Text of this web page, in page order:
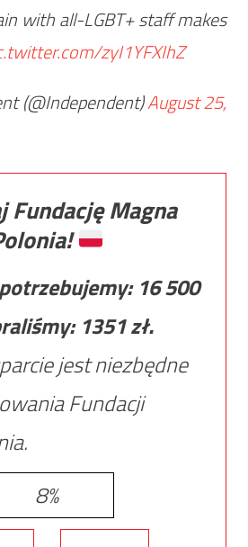
with all-LGBT+ staff makes
zyI1YFXIhZ
(@Independent)August 25,
Fundację Magna
16 500
1351zł.
jest niezbędne
Fundacji
8%